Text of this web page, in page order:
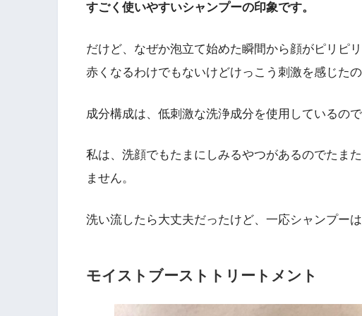
すごく使いやすいシャンプーの印象です。
だけど、なぜか泡立て始めた瞬間から顔がピリピリ
赤くなるわけでもないけどけっこう刺激を感じたの
成分構成は、低刺激な洗浄成分を使用しているの
私は、洗顔でもたまにしみるやつがあるのでたま
ません。
洗い流したら大丈夫だったけど、一応シャンプー
モイストブーストトリートメント